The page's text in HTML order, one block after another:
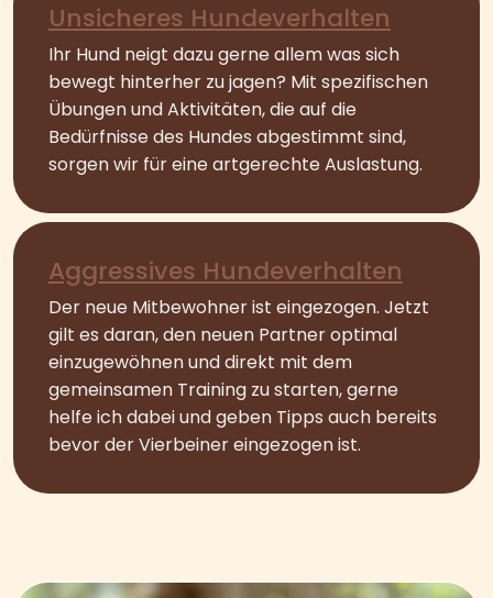
Unsicheres Hundeverhalten
Ihr Hund neigt dazu gerne allem was sich
bewegt hinterher zu jagen? Mit spezifischen
Übungen und Aktivitäten, die auf die
Bedürfnisse des Hundes abgestimmt sind,
sorgen wir für eine artgerechte Auslastung.
Aggressives Hundeverhalten
Der neue Mitbewohner ist eingezogen. Jetzt
gilt es daran, den neuen Partner optimal
einzugewöhnen und direkt mit dem
gemeinsamen Training zu starten, gerne
helfe ich dabei und geben Tipps auch bereits
bevor der Vierbeiner eingezogen ist.